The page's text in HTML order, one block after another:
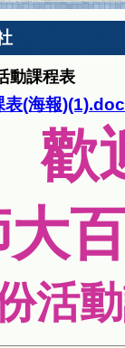
動課程表
表(海報)(1).doc
歡
活